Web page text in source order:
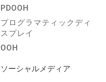
ソーシャルメディア
PDOOH
プログラマティックディ
スプレイ
OOH